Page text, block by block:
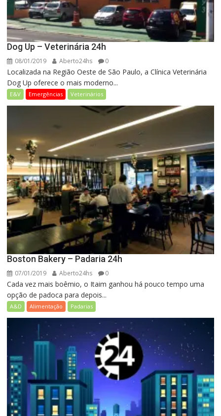
Dog Up – Veterinária 24h
08/01/2019 Aberto24hs 0
Localizada na Região Oeste de São Paulo, a Clínica Veterinária
Dog Up oferece o mais moderno...
E&V Emergências Veterinários
Boston Bakery – Padaria 24h
07/01/2019 Aberto24hs 0
Cada vez mais boêmio, o Itaim ganhou há pouco tempo uma
opção de padoca para depois...
A&D Alimentação Padarias